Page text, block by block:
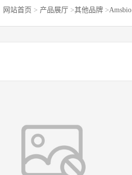
网站首页 > 产品展厅 >其他品牌 >Amsbio